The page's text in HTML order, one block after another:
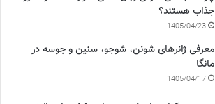
جذاب هستند؟
1405/04/23
معرفی ژانرهای شونن، شوجو، سنین و جوسه در
مانگا
1405/04/17